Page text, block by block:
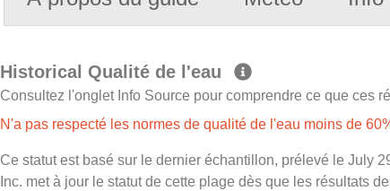
Historical Qualité de l'eau
Consultez l'onglet Info Source pour comprendre ce que ces
N'a pas respecté les normes de qualité de l'eau moins de
Ce statut est basé sur le dernier échantillon, prélevé le July
Inc. met à jour le statut de cette plage dès que les résultats